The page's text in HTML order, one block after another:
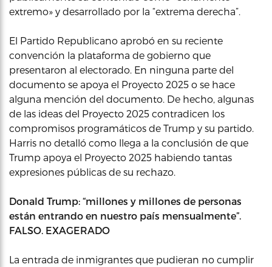
extremo» y desarrollado por la “extrema derecha”.
El Partido Republicano aprobó en su reciente
convención la plataforma de gobierno que
presentaron al electorado. En ninguna parte del
documento se apoya el Proyecto 2025 o se hace
alguna mención del documento. De hecho, algunas
de las ideas del Proyecto 2025 contradicen los
compromisos programáticos de Trump y su partido.
Harris no detalló como llega a la conclusión de que
Trump apoya el Proyecto 2025 habiendo tantas
expresiones públicas de su rechazo.
Donald Trump: “millones y millones de personas
están entrando en nuestro país mensualmente”.
FALSO. EXAGERADO
La entrada de inmigrantes que pudieran no cumplir